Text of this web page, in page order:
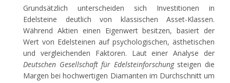
Grundsätzlich unterscheiden sich Investitionen in
Edelsteine deutlich von klassischen Asset-Klassen.
Während Aktien einen Eigenwert besitzen, basiert der
Wert von Edelsteinen auf psychologischen, ästhetischen
und vergleichenden Faktoren. Laut einer Analyse der
Deutschen Gesellschaft für Edelsteinforschungsteigen die
Margen bei hochwertigen Diamanten im Durchschnitt um